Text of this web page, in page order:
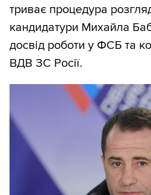
триває процедура
кандидатури Михайла
досвід роботи у ФСБ та
ВДВ ЗС Росії.